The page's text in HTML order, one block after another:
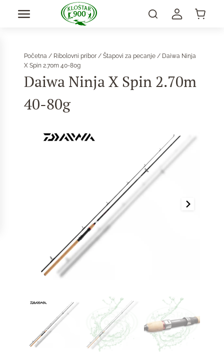
Početna / Ribolovni pribor / Štapovi za pecanje / Daiwa Ninja
X Spin 2.70m 40-80g
Daiwa Ninja X Spin 2.70m
40-80g